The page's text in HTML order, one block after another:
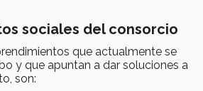
sociales del consorcio
que actualmente se
y que apuntan a dar soluciones a
son: